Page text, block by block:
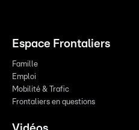
Espace Frontaliers
Famille
Emploi
Mobilité & Trafic
Frontaliers en questions